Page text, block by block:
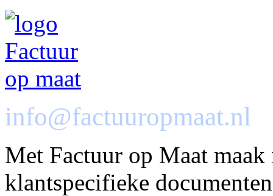
info@factuuropmaat.nl
Met Factuur op Maat
klantspecifieke